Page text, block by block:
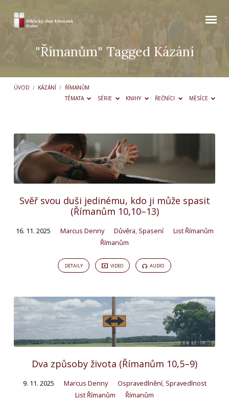
"Římanům" Tagged Kázání
ÚVOD / KÁZÁNÍ / ŘÍMANŮM
TÉMATA
SÉRIE KNIHY ŘEČNÍCI MĚSÍCE
"Římanům"
Tagged
Kázání
Svěř svou duši jedinému, kdo ji může spasit
(Římanům 10,10–13)
16. 11. 2025 Marcus Denny Důvěra Spasení
List Římanům
Římanům
DETAILY VIDEO AUDIO
Dva způsoby života (Římanům 10,5–9)
9. 11. 2025 Marcus Denny Ospravedlnění, Spravedlnost
List Římanům
Římanům